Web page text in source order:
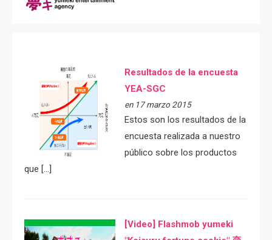
Resultados de la encuesta
YEA-SGC
en 17 marzo 2015
Estos son los resultados de la
encuesta realizada a nuestro
público sobre los productos
que […]
[Video] Flashmob yumeki